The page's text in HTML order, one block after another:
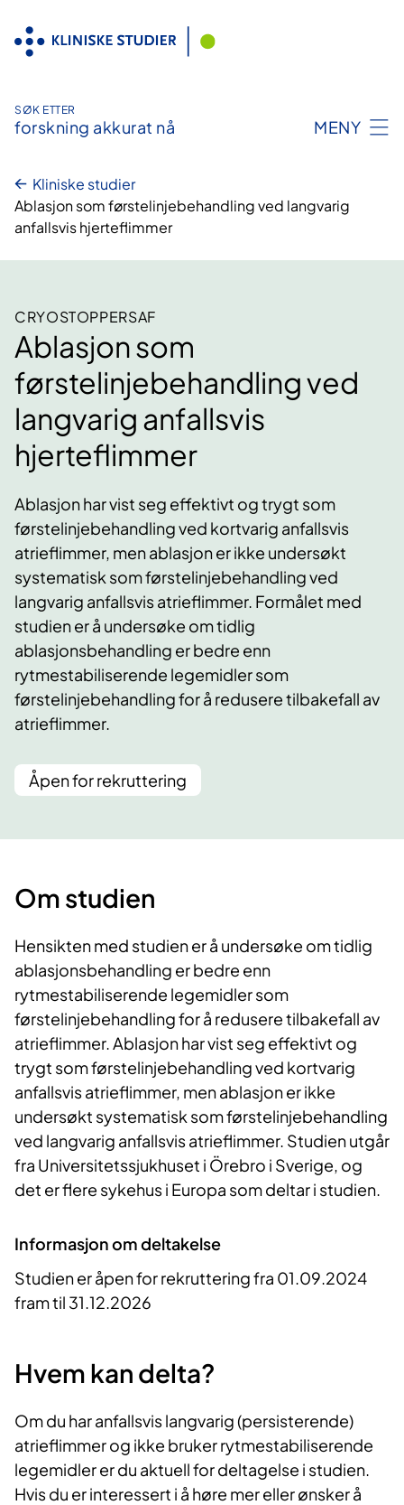
innhold
SØK ETTER
forskning akkurat nå MENY
Kliniske studier
Ablasjon som førstelinjebehandling ved langvarig
anfallsvis hjerteflimmer
CRYOSTOPPERSAF
Ablasjon som
førstelinjebehandling ved
langvarig anfallsvis
hjerteflimmer
Ablasjon har vist seg effektivt og trygt som
førstelinjebehandling ved kortvarig anfallsvis
atrieflimmer, men ablasjon er ikke undersøkt
systematisk som førstelinjebehandling ved
langvarig anfallsvis atrieflimmer. Formålet med
studien er å undersøke om tidlig
ablasjonsbehandling er bedre enn
rytmestabiliserende legemidler som
førstelinjebehandling for å redusere tilbakefall av
atrieflimmer.
Åpen for rekruttering
Om studien
Hensikten med studien er å undersøke om tidlig
ablasjonsbehandling er bedre enn
rytmestabiliserende legemidler som
førstelinjebehandling for å redusere tilbakefall av
atrieflimmer. Ablasjon har vist seg effektivt og
trygt som førstelinjebehandling ved kortvarig
anfallsvis atrieflimmer, men ablasjon er ikke
undersøkt systematisk som førstelinjebehandling
ved langvarig anfallsvis atrieflimmer. Studien utgår
fra Universitetssjukhuset i Örebro i Sverige, og
det er flere sykehus i Europa som deltar i studien.
Informasjon om deltakelse
Studien er åpen for rekruttering fra 01.09.2024
fram til 31.12.2026
Hvem kan delta?
Om du har anfallsvis langvarig (persisterende)
atrieflimmer og ikke bruker rytmestabiliserende
legemidler er du aktuell for deltagelse i studien.
Hvis du er interessert i å høre mer eller ønsker å